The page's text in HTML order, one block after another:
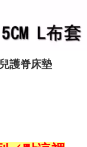
護脊床墊